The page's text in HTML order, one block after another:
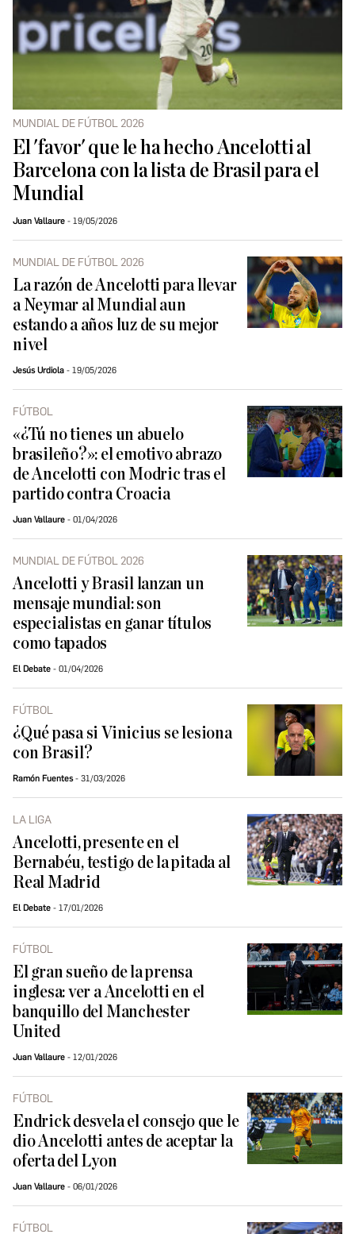
MUNDIAL DE FÚTBOL 2026
El 'favor' que le ha hecho Ancelotti al
Barcelona con la lista de Brasil para el
Mundial
Juan Vallaure 19/05/2026
MUNDIAL DE FÚTBOL 2026
La razón de Ancelotti para llevar
a Neymar al Mundial aun
estando a años luz de su mejor
nivel
Jesús Urdiola 19/05/2026
FÚTBOL
«¿Tú no tienes un abuelo
brasileño?»: el emotivo abrazo
de Ancelotti con Modric tras el
partido contra Croacia
Juan Vallaure 01/04/2026
MUNDIAL DE FÚTBOL 2026
Ancelotti y Brasil lanzan un
mensaje mundial: son
especialistas en ganar títulos
como tapados
El Debate 01/04/2026
FÚTBOL
¿Qué pasa si Vinicius se lesiona
con Brasil?
Ramón Fuentes 31/03/2026
LA LIGA
Ancelotti, presente en el
Bernabéu, testigo de la pitada al
Real Madrid
El Debate 17/01/2026
FÚTBOL
El gran sueño de la prensa
inglesa: ver a Ancelotti en el
banquillo del Manchester
United
Juan Vallaure 12/01/2026
FÚTBOL
Endrick desvela el consejo que le
dio Ancelotti antes de aceptar la
oferta del Lyon
Juan Vallaure 06/01/2026
FÚTBOL